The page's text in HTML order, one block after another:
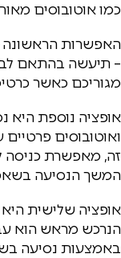
כמו אוטובוסים
האפשרות הראשונה
– תיעשה בהתאם
מגוריכם כאשר
אופציה נוספת היא
זה, מאפשרת כניסה
המשך הנסיעה
אופציה שלישית
הנרכש מראש הוא
באמצעות נסיעה